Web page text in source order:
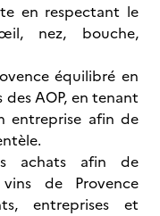
en respectant le
nez, bouche,
équilibré en
AOP, en tenant
entreprise afin de
achats afin de
de Provence
entreprises et